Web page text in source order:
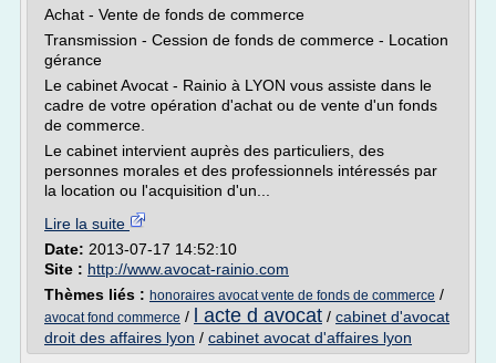
Achat - Vente de fonds de commerce
Transmission - Cession de fonds de commerce - Location
gérance
Le cabinet Avocat - Rainio à LYON vous assiste dans le
cadre de votre opération d'achat ou de vente d'un fonds
de commerce.
Le cabinet intervient auprès des particuliers, des
personnes morales et des professionnels intéressés par
la location ou l'acquisition d'un...
Lire la suite
Date: 2013-07-17 14:52:10
Site : http://www.avocat-rainio.com
Thèmes liés : honoraires avocat vente de fonds de commerce /
avocat fond commerce / l acte d avocat / cabinet d'avocat
droit des affaires lyon / cabinet avocat d'affaires lyon